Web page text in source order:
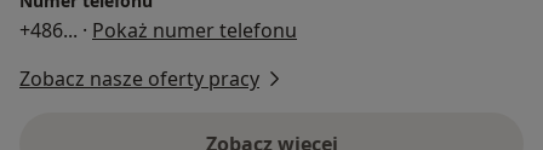
+486... · Pokaż numer telefonu
Zobacz nasze oferty pracy
Zobacz więcej